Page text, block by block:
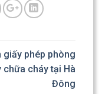
giấy phép phòng
chữa cháy tại Hà
Đông